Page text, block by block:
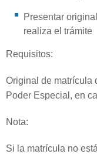
Presentar
realiza el trámite
Requisitos:
Original de matrícula
Poder Especial, en
Nota:
Si la matrícula no